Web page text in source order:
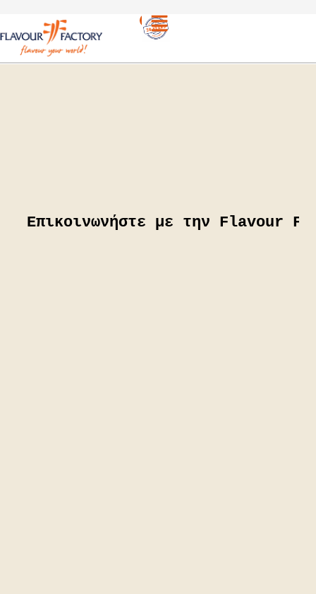
Επικοινωνία
Επικοινωνήστε με την Flavour